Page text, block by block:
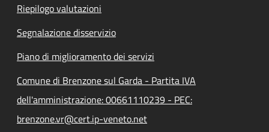
Riepilogo valutazioni
Segnalazione disservizio
Piano di miglioramento dei servizi
Comune di Brenzone sul Garda - Partita IVA
dell'amministrazione: 00661110239 - PEC:
brenzone.vr@cert.ip-veneto.net